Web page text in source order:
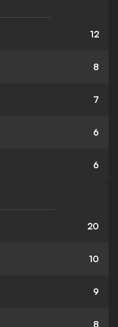
12
8
7
6
6
20
10
9
8